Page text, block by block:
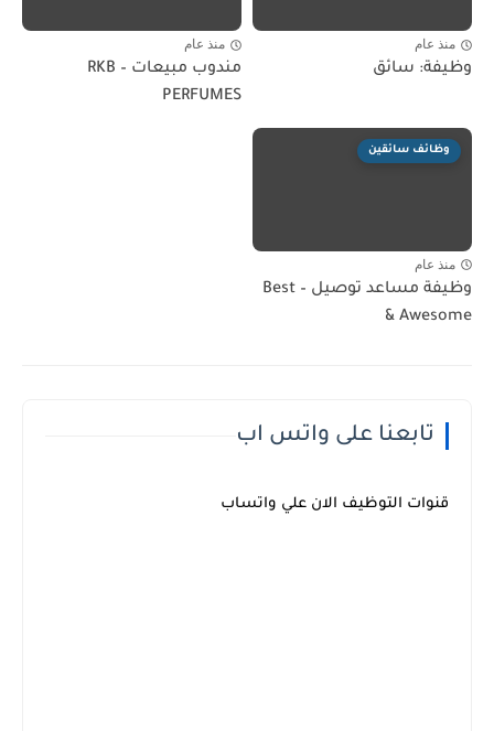
منذ عام
وظيفة: سائق
منذ عام
مندوب مبيعات – RKB
PERFUMES
وظائف سائقين
منذ عام
وظيفة مساعد توصيل – Best
& Awesome
تابعنا على واتس اب
قنوات التوظيف الان علي واتساب